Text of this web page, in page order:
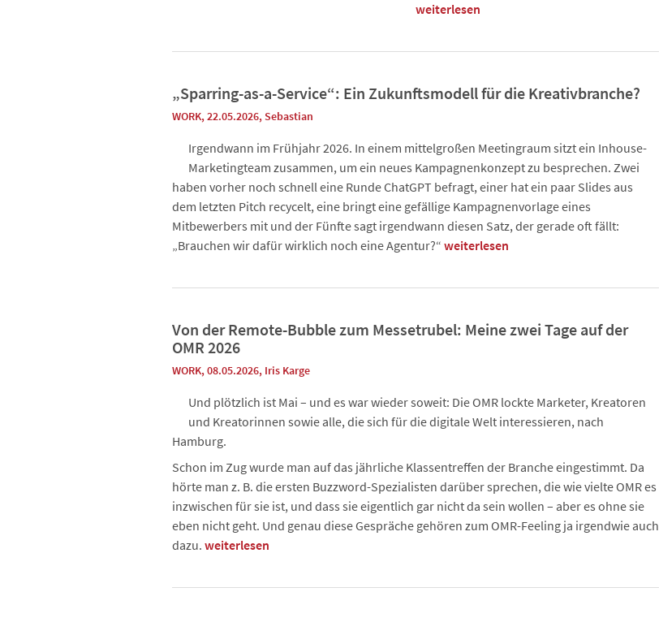
weiterlesen
„Sparring-as-a-Service“: Ein Zukunftsmodell für die Kreativbranche?
WORK, 22.05.2026, Sebastian
Irgendwann im Frühjahr 2026. In einem mittelgroßen Meetingraum sitzt ein Inhouse-
Marketingteam zusammen, um ein neues Kampagnenkonzept zu besprechen. Zwei
haben vorher noch schnell eine Runde ChatGPT befragt, einer hat ein paar Slides aus
dem letzten Pitch recycelt, eine bringt eine gefällige Kampagnenvorlage eines
Mitbewerbers mit und der Fünfte sagt irgendwann diesen Satz, der gerade oft fällt:
„Brauchen wir dafür wirklich noch eine Agentur?“ weiterlesen
Von der Remote-Bubble zum Messetrubel: Meine zwei Tage auf der
OMR 2026
WORK, 08.05.2026, Iris Karge
Und plötzlich ist Mai – und es war wieder soweit: Die OMR lockte Marketer, Kreatoren
und Kreatorinnen sowie alle, die sich für die digitale Welt interessieren, nach
Hamburg.
Schon im Zug wurde man auf das jährliche Klassentreffen der Branche eingestimmt. Da
hörte man z. B. die ersten Buzzword-Spezialisten darüber sprechen, die wie vielte OMR es
inzwischen für sie ist, und dass sie eigentlich gar nicht da sein wollen – aber es ohne sie
eben nicht geht. Und genau diese Gespräche gehören zum OMR-Feeling ja irgendwie auch
dazu. weiterlesen